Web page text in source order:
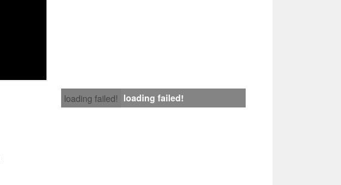
loading failed! loading failed!